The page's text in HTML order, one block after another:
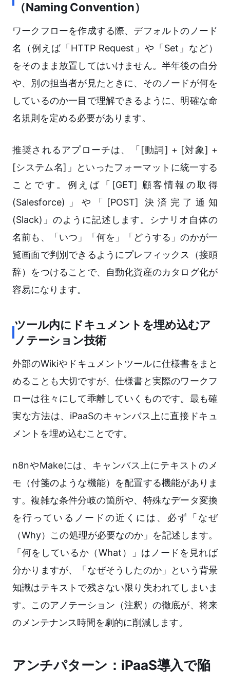
（Naming Convention）
ワークフローを作成する際、デフォルトのノード
名（例えば「HTTP Request」や「Set」など）
をそのまま放置してはいけません。半年後の自分
や、別の担当者が見たときに、そのノードが何を
しているのか一目で理解できるように、明確な命
名規則を定める必要があります。
推奨されるアプローチは、「[動詞] + [対象] +
[システム名]」といったフォーマットに統一する
ことです。例えば「[GET] 顧客情報の取得
(Salesforce)」や「[POST] 決済完了通知
(Slack)」のように記述します。シナリオ自体の
名前も、「いつ」「何を」「どうする」のかが一
覧画面で判別できるようにプレフィックス（接頭
辞）をつけることで、自動化資産のカタログ化が
容易になります。
ツール内にドキュメントを埋め込むア
ノテーション技術
外部のWikiやドキュメントツールに仕様書をまと
めることも大切ですが、仕様書と実際のワークフ
ローは往々にして乖離していくものです。最も確
実な方法は、iPaaSのキャンバス上に直接ドキュ
メントを埋め込むことです。
n8nやMakeには、キャンバス上にテキストのメ
モ（付箋のような機能）を配置する機能がありま
す。複雑な条件分岐の箇所や、特殊なデータ変換
を行っているノードの近くには、必ず「なぜ
（Why）この処理が必要なのか」を記述します。
「何をしているか（What）」はノードを見れば
分かりますが、「なぜそうしたのか」という背景
知識はテキストで残さない限り失われてしまいま
す。このアノテーション（注釈）の徹底が、将来
のメンテナンス時間を劇的に削減します。
アンチパターン：iPaaS導入で陥